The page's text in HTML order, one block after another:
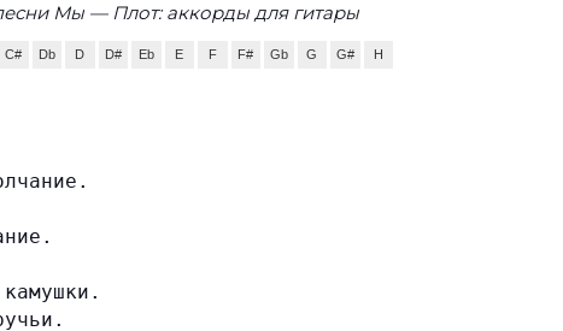
Мы — Плот: аккорды для гитары
C# Db D D# Eb E F F# Gb G G# H